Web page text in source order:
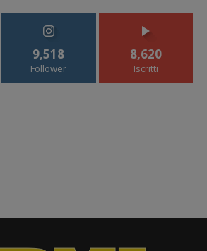
9,518
Follower
8,620
Iscritti